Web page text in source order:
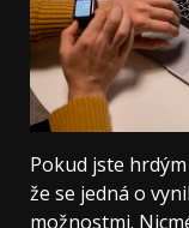
Pokud jste
že se jedná o
možnostmi.